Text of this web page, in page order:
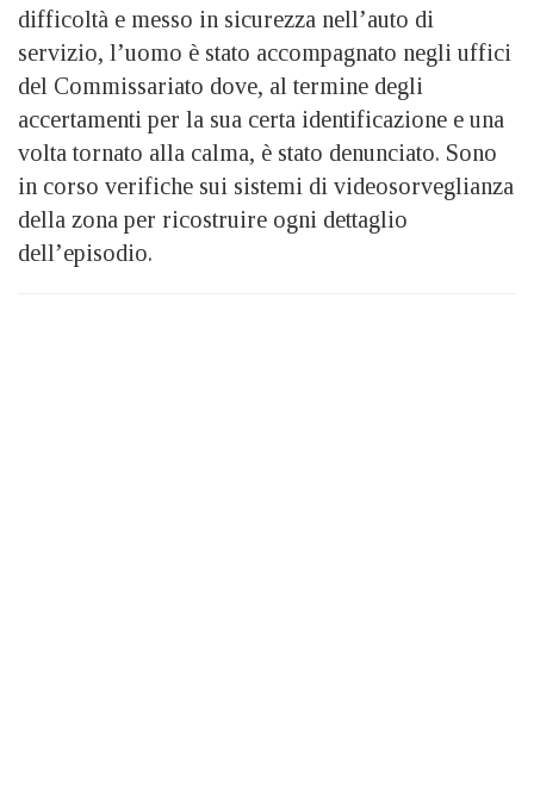
difficoltà e messo in sicurezza nell’auto di
servizio, l’uomo è stato accompagnato negli uffici
del Commissariato dove, al termine degli
accertamenti per la sua certa identificazione e una
volta tornato alla calma, è stato denunciato. Sono
in corso verifiche sui sistemi di videosorveglianza
della zona per ricostruire ogni dettaglio
dell’episodio.